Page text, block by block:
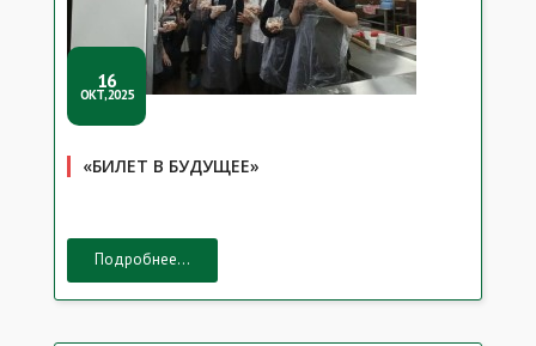
16
ОКТ,2025
«БИЛЕТ В БУДУЩЕЕ»
Подробнее...